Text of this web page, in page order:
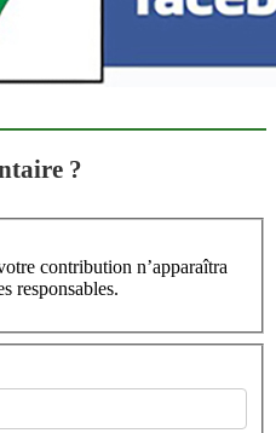
?
contribution n’apparaîtra
responsables.